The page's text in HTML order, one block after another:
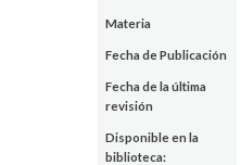
Materia
Fecha de Publicación
Fecha de la última
revisión
Disponible en la
biblioteca: